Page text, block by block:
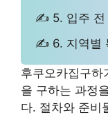
✍ 5. 입주 전
✍ 6. 지역별
후쿠오카집구하
을 구하는 과정
다. 절차와 준비